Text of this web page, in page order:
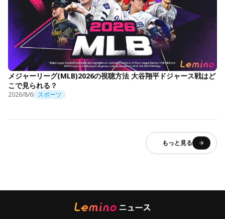
メジャーリーグ(MLB)2026の視聴方法 大谷翔平ドジャース戦はど
こで見られる？
2026/8/6 スポーツ
もっと見る